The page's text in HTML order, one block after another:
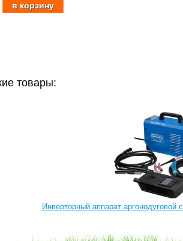
товары:
Инверторный аппарат аргонодуговой